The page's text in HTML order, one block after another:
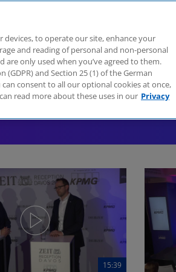
15:39
devices, to operate our site, enhance your
and reading of personal and non-personal
only used when you’ve agreed to them.
(GDPR) and Section 25 (1) of the German
can consent to all our optional cookies at once,
read more about these uses in our Privacy